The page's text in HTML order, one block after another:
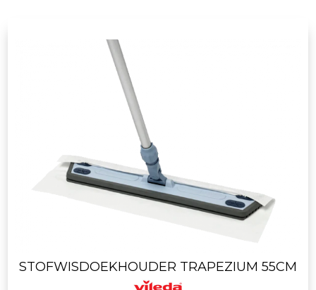
STOFWISDOEKHOUDER TRAPEZIUM 55CM